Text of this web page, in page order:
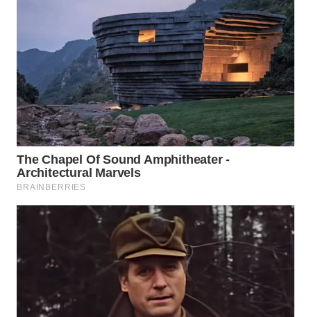
ADVOKAT
WAHANA
INFRASTRUKTUR
WAHANA
KONSUMEN
WAHANA
LISTRIK
WAHANA
TRAVEL
TV